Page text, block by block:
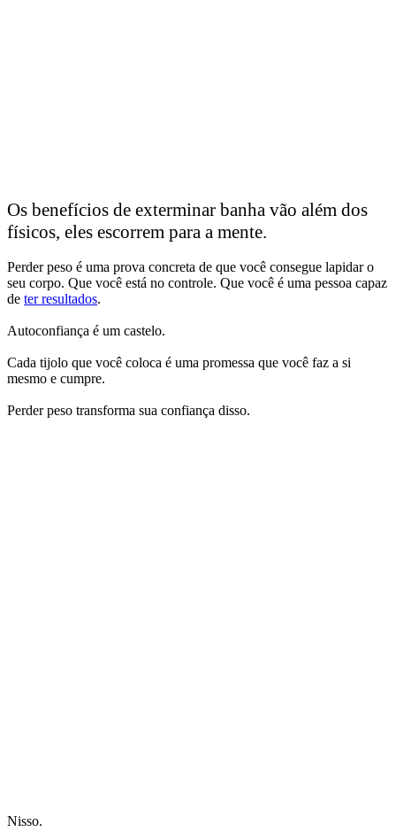
Os benefícios de exterminar banha vão além dos
físicos, eles escorrem para a mente.
Perder peso é uma prova concreta de que você consegue lapidar o
seu corpo. Que você está no controle. Que você é uma pessoa capaz
de ter resultados.
Autoconfiança é um castelo.
Cada tijolo que você coloca é uma promessa que você faz a si
mesmo e cumpre.
Perder peso transforma sua confiança disso.
Nisso.